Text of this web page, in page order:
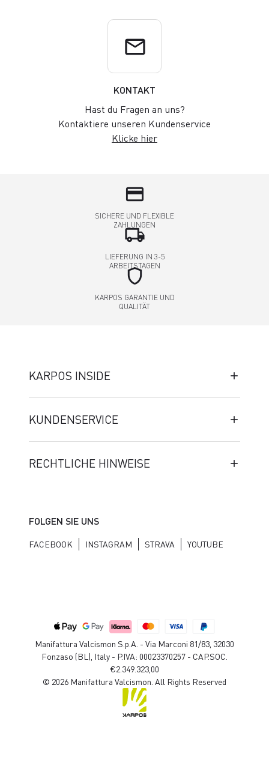
email
KONTAKT
Hast du Fragen an uns?
Kontaktiere unseren Kundenservice
Klicke hier
credit_card
SICHERE UND FLEXIBLE
ZAHLUNGEN
local_shipping
LIEFERUNG IN 3-5
ARBEITSTAGEN
shield
KARPOS GARANTIE UND
QUALITÄT
KARPOS INSIDE
KUNDENSERVICE
RECHTLICHE HINWEISE
FOLGEN SIE UNS
FACEBOOK INSTAGRAM STRAVA YOUTUBE
Manifattura Valcismon S.p.A. - Via Marconi 81/83, 32030
Fonzaso (BL), Italy - P.IVA: 00023370257 - CAP.SOC.
€2.349.323,00
© 2026 Manifattura Valcismon. All Rights Reserved